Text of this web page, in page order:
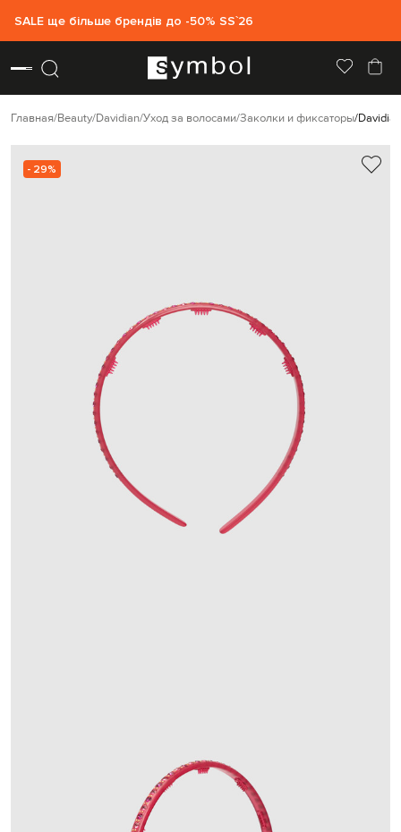
SALE ще більше брендів до -50% SS`26
Главная Beauty Davidian Уход за волосами Заколки и фиксаторы
- 29%